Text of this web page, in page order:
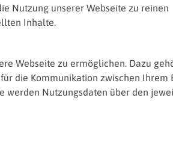
Nutzung unserer Webseite zu reinen
Inhalte.
Webseite zu ermöglichen. Dazu
die Kommunikation zwischen Ihrem
werden Nutzungsdaten über den